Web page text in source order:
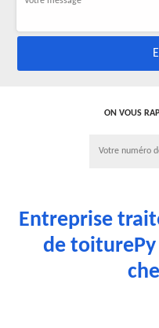
ON VOUS
Entreprise
de